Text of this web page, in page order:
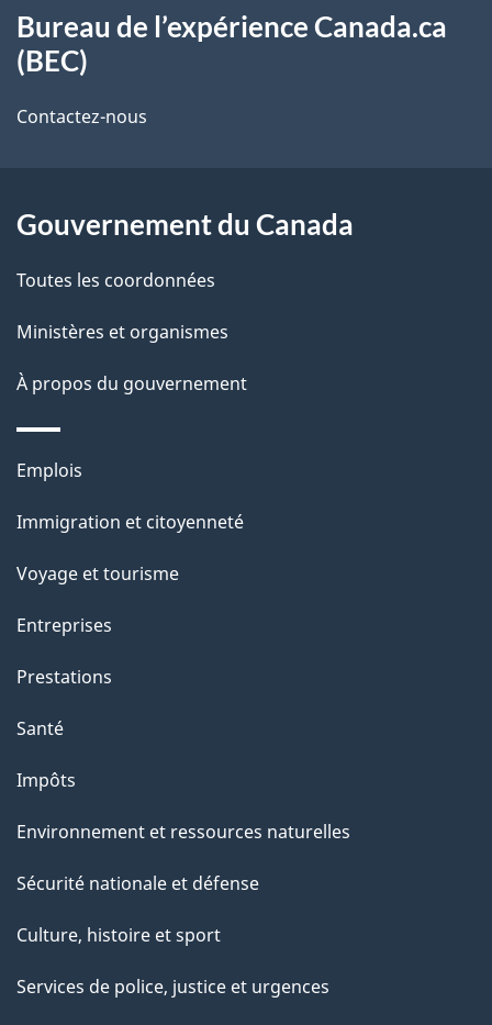
d
e
a
a
g
e
o
t
e
t
o
a
t
i
o
s
u
c
e
t
e
a
g
propos
de
ce
Bureau de l’expérience Canada.ca
(BEC)
Contactez-nous
Gouvernement du Canada
Toutes les coordonnées
Ministères et organismes
À propos du gouvernement
Thèmes
sujets
Emplois
Immigration et citoyenneté
Voyage et tourisme
Entreprises
Prestations
Santé
Impôts
Environnement et ressources naturelles
Sécurité nationale et défense
Culture, histoire et sport
Services de police, justice et urgences